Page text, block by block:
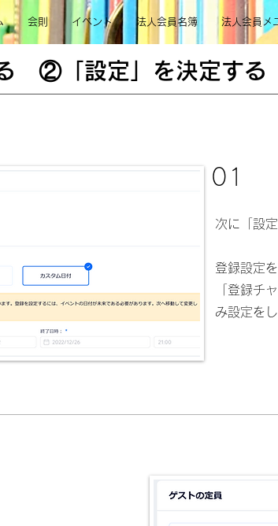
会則 イベント 法人会員名簿 法人会員メ
②「設定」を決定する
01
次に「設
登録設定
「登録チ
み設定を